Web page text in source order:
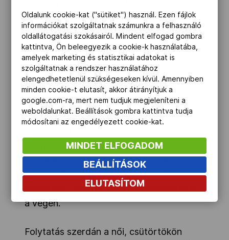
póttöltényét el sem használta, s bár így is
lefutott három büntetőkört, a csapatát
emiatt további kétperces időbüntetéssel
sújtották, s így csak az ötödikek lettek.
A győzelem így végül a csehek ölébe
pottyant, miután a hajrában a norvég
Tarjei Bö már nem tudta ledolgozni
Fourcade ért át harmadikként a
célvonalon (közvetlenül a norvégok
mögött), a bronznak az ukránok
örülhettek, akik az olaszokat hajrázták le
a végén.
Folytatás szerdán a női, csütörtökön
Oldalunk cookie-kat ("sütiket") használ. Ezen fájlok
információkat szolgáltatnak számunkra a felhasználó
oldallátogatási szokásairól. Mindent elfogad gombra
kattintva, Ön beleegyezik a cookie-k használatába,
amelyek marketing és statisztikai adatokat is
szolgáltatnak a rendszer használatához
elengedhetetlenül szükségeseken kívül. Amennyiben
minden cookie-t elutasít, akkor átirányítjuk a
google.com-ra, mert nem tudjuk megjeleníteni a
weboldalunkat. Beállítások gombra kattintva tudja
módosítani az engedélyezett cookie-kat.
MINDET ELFOGADOM
BEÁLLÍTÁSOK
ELUTASÍTOM